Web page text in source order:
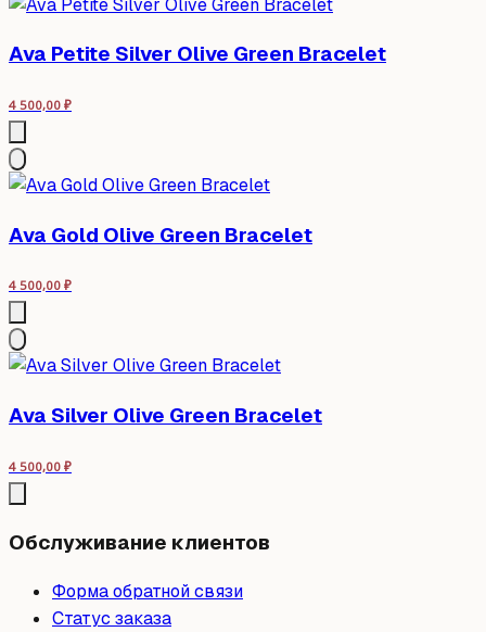
Ava Petite Silver Olive Green Bracelet
4 500,00 ₽
Ava Gold Olive Green Bracelet
4 500,00 ₽
Ava Silver Olive Green Bracelet
4 500,00 ₽
Обслуживание клиентов
Форма обратной связи
Статус заказа